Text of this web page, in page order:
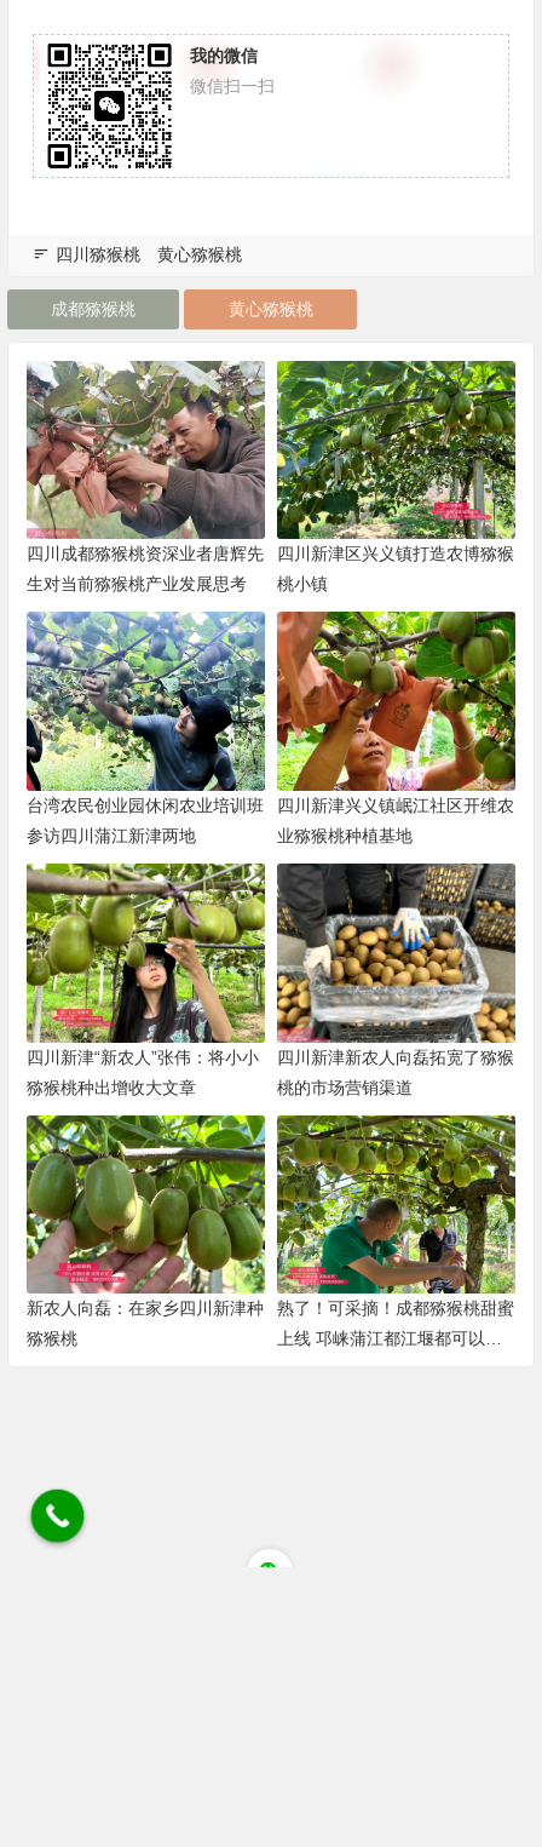
我的微信
微信扫一扫
四川猕猴桃 黄心猕猴桃
成都猕猴桃 黄心猕猴桃
四川成都猕猴桃资深业者唐辉先
生对当前猕猴桃产业发展思考
四川新津区兴义镇打造农博猕猴
桃小镇
台湾农民创业园休闲农业培训班
参访四川蒲江新津两地
四川新津兴义镇岷江社区开维农
业猕猴桃种植基地
四川新津“新农人”张伟：将小小
猕猴桃种出增收大文章
四川新津新农人向磊拓宽了猕猴
桃的市场营销渠道
新农人向磊：在家乡四川新津种
猕猴桃
熟了！可采摘！成都猕猴桃甜蜜
上线 邛崃蒲江都江堰都可以采